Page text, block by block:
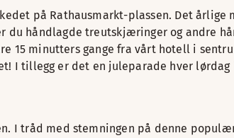
på Rathausmarkt-plassen. Det årlige
håndlagde treutskjæringer og andre
minutters gange fra vårt hotell i
I tillegg er det en juleparade hver lørdag
I tråd med stemningen på denne